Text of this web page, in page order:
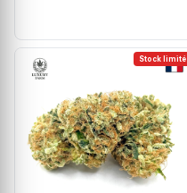
Stock limité